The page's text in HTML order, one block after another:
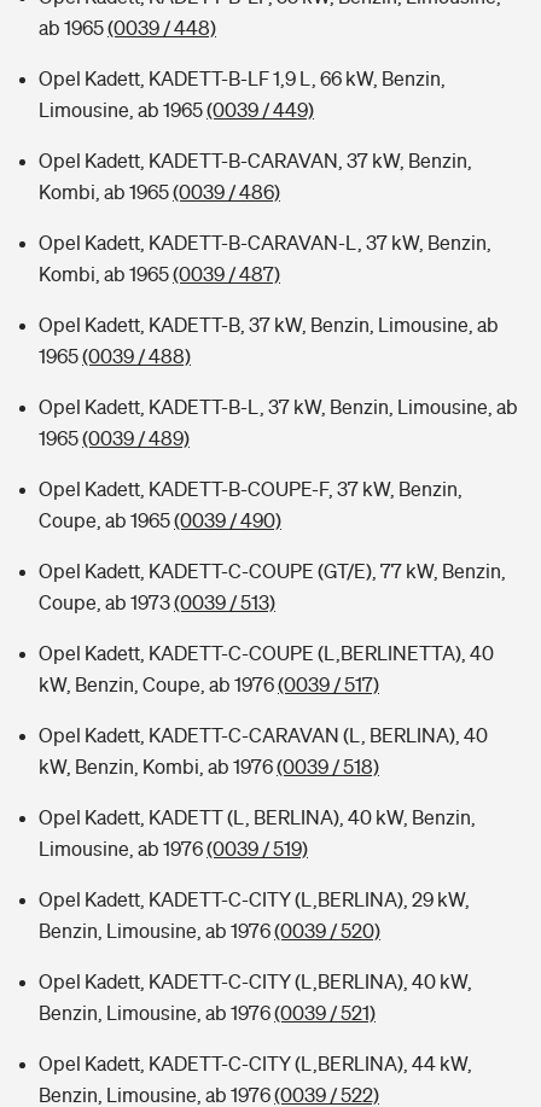
ab 1965(0039 / 448)
Opel Kadett, KADETT-B-LF 1,9 L, 66 kW, Benzin,
Limousine, ab 1965(0039 / 449)
Opel Kadett, KADETT-B-CARAVAN, 37 kW, Benzin,
Kombi, ab 1965(0039 / 486)
Opel Kadett, KADETT-B-CARAVAN-L, 37 kW, Benzin,
Kombi, ab 1965(0039 / 487)
Opel Kadett, KADETT-B, 37 kW, Benzin, Limousine, ab
1965(0039 / 488)
Opel Kadett, KADETT-B-L, 37 kW, Benzin, Limousine, ab
1965(0039 / 489)
Opel Kadett, KADETT-B-COUPE-F, 37 kW, Benzin,
Coupe, ab 1965(0039 / 490)
Opel Kadett, KADETT-C-COUPE (GT/E), 77 kW, Benzin,
Coupe, ab 1973(0039 / 513)
Opel Kadett, KADETT-C-COUPE (L,BERLINETTA), 40
kW, Benzin, Coupe, ab 1976(0039 / 517)
Opel Kadett, KADETT-C-CARAVAN (L, BERLINA), 40
kW, Benzin, Kombi, ab 1976(0039 / 518)
Opel Kadett, KADETT (L, BERLINA), 40 kW, Benzin,
Limousine, ab 1976(0039 / 519)
Opel Kadett, KADETT-C-CITY (L,BERLINA), 29 kW,
Benzin, Limousine, ab 1976(0039 / 520)
Opel Kadett, KADETT-C-CITY (L,BERLINA), 40 kW,
Benzin, Limousine, ab 1976(0039 / 521)
Opel Kadett, KADETT-C-CITY (L,BERLINA), 44 kW,
Benzin, Limousine, ab 1976(0039 / 522)